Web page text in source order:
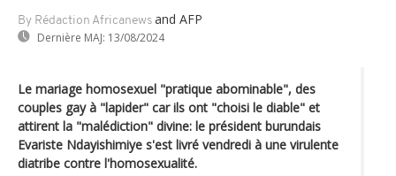
By Rédaction Africanews and AFP
Dernière MAJ: 13/08/2024
Le mariage homosexuel "pratique abominable", des
couples gay à "lapider" car ils ont "choisi le diable" et
attirent la "malédiction" divine: le président burundais
Evariste Ndayishimiye s'est livré vendredi à une virulente
diatribe contre l'homosexualité.